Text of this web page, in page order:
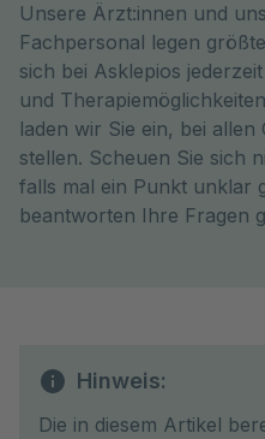
Unsere Ärzt:innen und
Fachpersonal legen
sich bei Asklepios
und
laden wir Sie ein, bei
stellen. Scheuen Sie sich
falls mal ein Punkt unklar
beantworten Ihre Fragen
Hinweis:
Die in diesem Artikel